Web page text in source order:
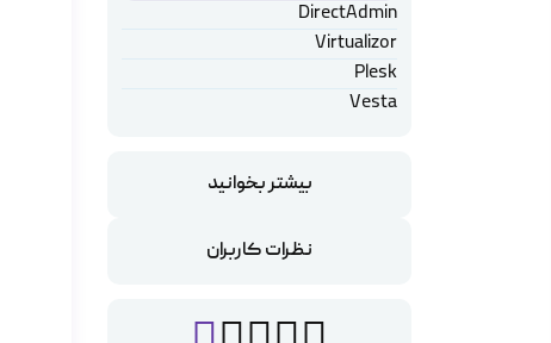
DirectAdmin
Virtualizor
Plesk
Vesta
بیشتر بخوانید
نظرات کاربران